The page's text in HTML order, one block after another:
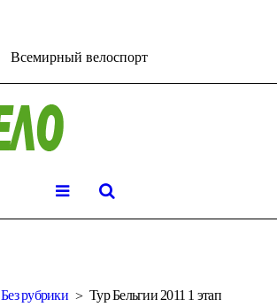
Всемирный велоспорт
Без рубрики Тур Бельгии 2011 1 этап